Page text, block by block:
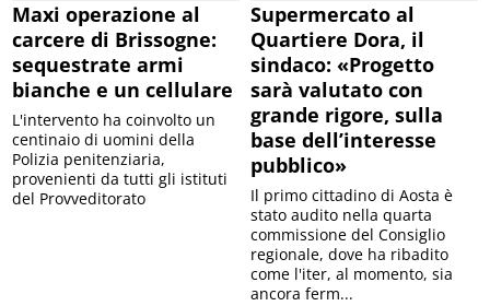
Maxi operazione al
carcere di Brissogne:
sequestrate armi
bianche e un cellulare
L'intervento ha coinvolto un
centinaio di uomini della
Polizia penitenziaria,
provenienti da tutti gli istituti
del Provveditorato
Supermercato al
Quartiere Dora, il
sindaco: «Progetto
sarà valutato con
grande rigore, sulla
base dell’interesse
pubblico»
Il primo cittadino di Aosta è
stato audito nella quarta
commissione del Consiglio
regionale, dove ha ribadito
come l'iter, al momento, sia
ancora ferm...